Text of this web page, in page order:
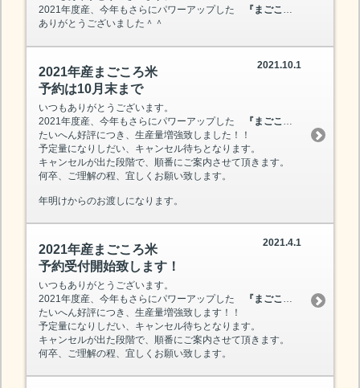
2021年度産、今年もさらにパワーアップした
『まごころ米』
ありがとうございました＾＾
2021.10.1
2021年産まごころ米
予約は10月末まで
いつもありがとうございます。
2021年度産、今年もさらにパワーアップした
『まごころ米』
たいへん好評につき、生産量増強致しました！！
予定量になりしだい、キャンセル待ちとなります。
キャンセルが出た段階で、順番にご案内させて頂きます。
何卒、ご理解の程、宜しくお願い致します。
年明けからのお渡しになります。
2021.4.1
2021年産まごころ米
予約受付開始致します！
いつもありがとうございます。
2021年度産、今年もさらにパワーアップした
『まごころ米』
を、本日
たいへん好評につき、生産量増強致します！！
予定量になりしだい、キャンセル待ちとなります。
キャンセルが出た段階で、順番にご案内させて頂きます。
何卒、ご理解の程、宜しくお願い致します。